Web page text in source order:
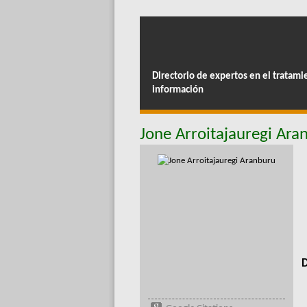
Directorio de expertos en el
información
Jone Arroitajauregi